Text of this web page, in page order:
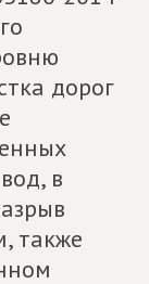
дорог
в
также